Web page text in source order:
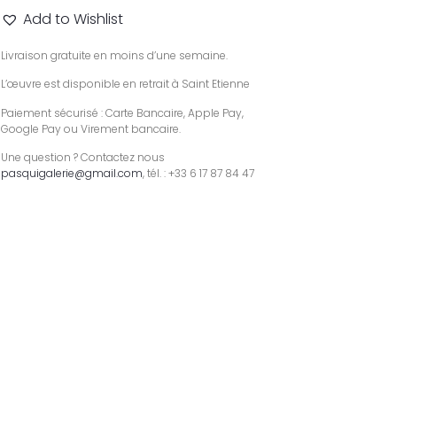
Add to Wishlist
Livraison gratuite en moins d’une semaine.
L’œuvre est disponible en retrait à Saint Etienne
Paiement sécurisé : Carte Bancaire, Apple Pay,
Google Pay ou Virement bancaire.
Une question ? Contactez nous
pasquigalerie@gmail.com, tél. : +33 6 17 87 84 47